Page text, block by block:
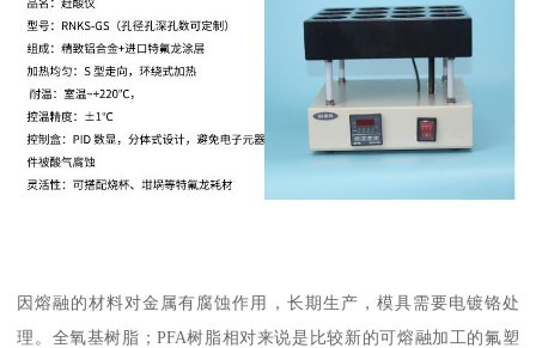
因熔融的材料对金属有腐蚀作用，长期生产，模具需要电镀铬处
理。全氧基树脂；PFA树脂相对来说是比较新的可熔融加工的氟塑